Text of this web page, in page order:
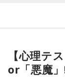
だ、これは日本
グランドもそ
ういうスポーツ
とがあると切り
ビ、（芸歴18
るのは、最近の
【心理テ
or「悪魔